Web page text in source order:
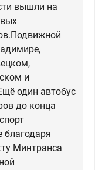
вышли на
и
один автобус
до конца
благодаря
Минтранса